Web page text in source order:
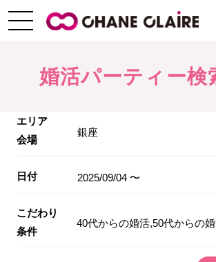
婚活パーティー検
エリア
会場
銀座
日付 2025/09/04 〜
こだわり
条件
40代からの婚活,50代からの